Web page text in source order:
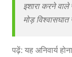
इशारा करने
मोड़
पढ़ें: यह अनिवार्य